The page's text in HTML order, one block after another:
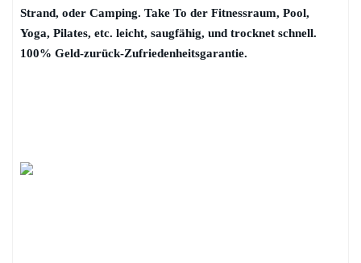
Strand, oder Camping. Take To der Fitnessraum, Pool,
Yoga, Pilates, etc. leicht, saugfähig, und trocknet schnell.
100% Geld-zurück-Zufriedenheitsgarantie.